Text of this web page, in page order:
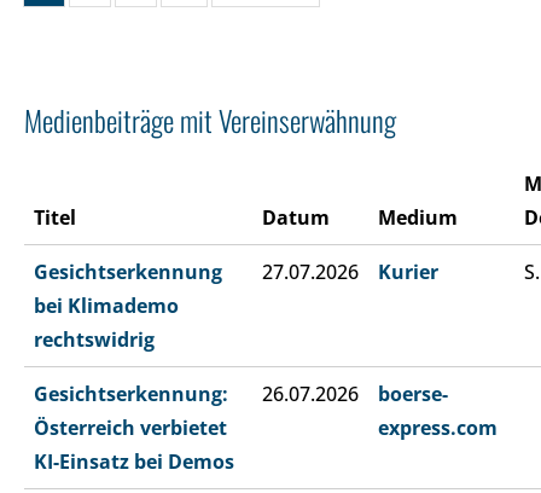
Medienbeiträge mit Vereinserwähnung
Titel Datum Medium
Gesichtserkennung
bei Klimademo
rechtswidrig
27.07.2026 Kurier
Gesichtserkennung:
Österreich verbietet
KI-Einsatz bei Demos
26.07.2026
boerse-
express.com